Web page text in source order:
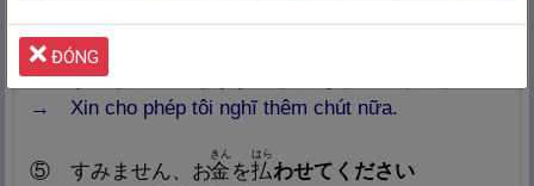
④ すみません、もうすこし
→ Xin cho phép tôi nghĩ thêm chút nữa.
⑤ すみません、お金
きん
を払
はら
わせてください
ĐÓNG